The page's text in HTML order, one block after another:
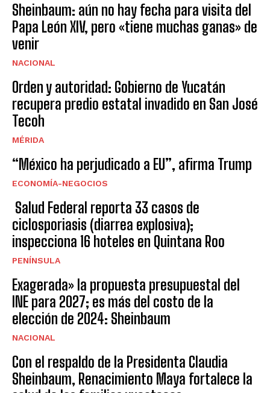
Sheinbaum: aún no hay fecha para visita del
Papa León XIV, pero «tiene muchas ganas» de
venir
NACIONAL
Orden y autoridad: Gobierno de Yucatán
recupera predio estatal invadido en San José
Tecoh
MÉRIDA
“México ha perjudicado a EU”, afirma Trump
ECONOMÍA-NEGOCIOS
Salud Federal reporta 33 casos de
ciclosporiasis (diarrea explosiva);
inspecciona 16 hoteles en Quintana Roo
PENÍNSULA
Exagerada» la propuesta presupuestal del
INE para 2027; es más del costo de la
elección de 2024: Sheinbaum
NACIONAL
Con el respaldo de la Presidenta Claudia
Sheinbaum, Renacimiento Maya fortalece la